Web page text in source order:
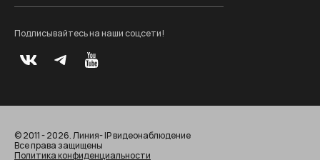
Подписывайтесь на наши соцсети!
© 2011 - 2026. Линия- IP видеонаблюдение
Все права защищены
Политика конфиденциальности